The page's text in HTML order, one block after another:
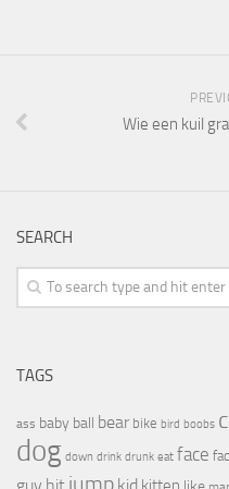
Wie een kuil
SEARCH
TAGS
ass baby ball bear bike bird boobs
dog down drink drunk eat face